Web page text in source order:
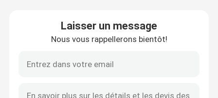
Demandez un devis
Pièces d'aviation
Laisser un message
Nous vous rappellerons bientôt!